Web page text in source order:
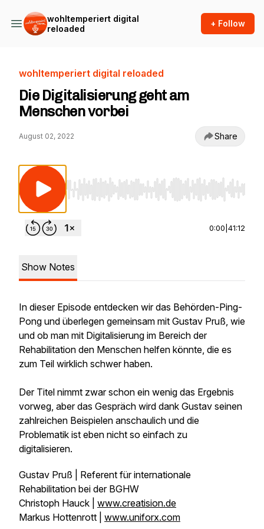
wohltemperiert digital
reloaded
+ Follow
wohltemperiert digital reloaded
Die Digitalisierung geht am
Menschen vorbei
August 02, 2022 Share
Use Left/Right to seek, Home/End to jump
0:00 41:12
Show Notes
In dieser Episode entdecken wir das Behörden-Ping-
Pong und überlegen gemeinsam mit Gustav Pruß, wie
und ob man mit Digitalisierung im Bereich der
Rehabilitation den Menschen helfen könnte, die es
zum Teil wirklich schwer haben.
Der Titel nimmt zwar schon ein wenig das Ergebnis
vorweg, aber das Gespräch wird dank Gustav seinen
zahlreichen Beispielen anschaulich und die
Problematik ist eben nicht so einfach zu
digitalisieren.
Gustav Pruß | Referent für internationale
Rehabilitation bei der BGHW
Christoph Hauck | www.creatision.de
Markus Hottenrott | www.uniforx.com